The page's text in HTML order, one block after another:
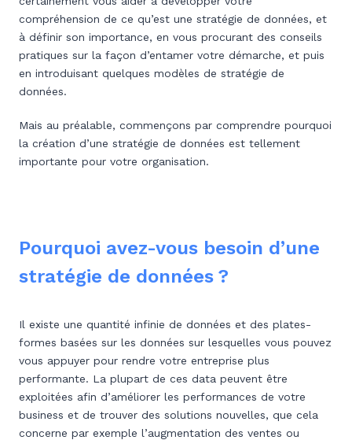
compréhension de ce qu’est une stratégie de données, et
à définir son importance, en vous procurant des conseils
pratiques sur la façon d’entamer votre démarche, et puis
en introduisant quelques modèles de stratégie de
données.
Mais au préalable, commençons par comprendre pourquoi
la création d’une stratégie de données est tellement
importante pour votre organisation.
Pourquoi avez-vous besoin d’une
stratégie de données ?
Il existe une quantité infinie de données et des plates-
formes basées sur les données sur lesquelles vous pouvez
vous appuyer pour rendre votre entreprise plus
performante. La plupart de ces data peuvent être
exploitées afin d’améliorer les performances de votre
business et de trouver des solutions nouvelles, que cela
concerne par exemple l’augmentation des ventes ou